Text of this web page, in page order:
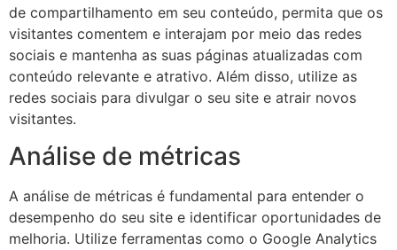
de compartilhamento em seu conteúdo, permita que os
visitantes comentem e interajam por meio das redes
sociais e mantenha as suas páginas atualizadas com
conteúdo relevante e atrativo. Além disso, utilize as
redes sociais para divulgar o seu site e atrair novos
visitantes.
Análise de métricas
A análise de métricas é fundamental para entender o
desempenho do seu site e identificar oportunidades de
melhoria. Utilize ferramentas como o Google Analytics